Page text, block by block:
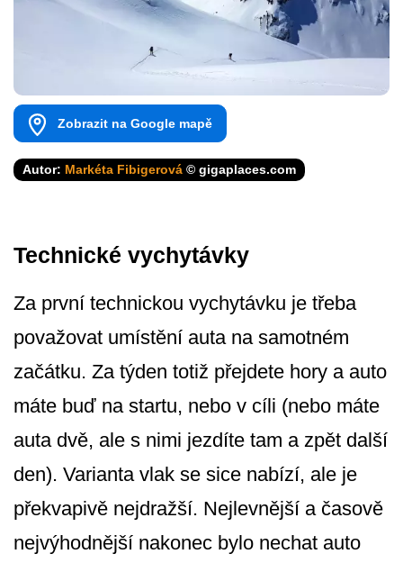
Zobrazit na Google mapě
Autor: Markéta Fibigerová © gigaplaces.com
Technické vychytávky
Za první technickou vychytávku je třeba
považovat umístění auta na samotném
začátku. Za týden totiž přejdete hory a auto
máte buď na startu, nebo v cíli (nebo máte
auta dvě, ale s nimi jezdíte tam a zpět další
den). Varianta vlak se sice nabízí, ale je
překvapivě nejdražší. Nejlevnější a časově
nejvýhodnější nakonec bylo nechat auto